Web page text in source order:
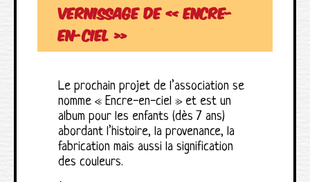
Vernissage de « Encre-
en-ciel »
Le prochain projet de l’association se
nomme « Encre-en-ciel » et est un
album pour les enfants (dès 7 ans)
abordant l’histoire, la provenance, la
fabrication mais aussi la signification
des couleurs.